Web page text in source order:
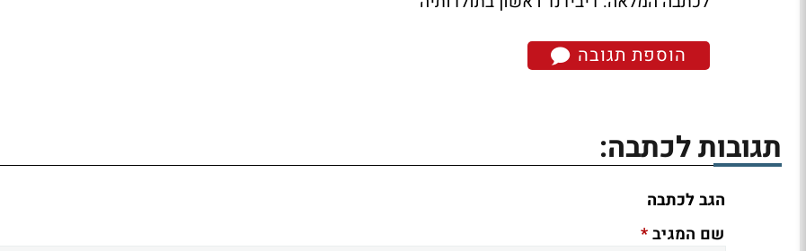
הוספת תגובה
תגובות לכתבה:
הגב לכתבה
שם המגיב*